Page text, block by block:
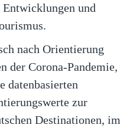
und
nach Orientierung
der Corona-Pandemie,
datenbasierten
zur
Destinationen, im